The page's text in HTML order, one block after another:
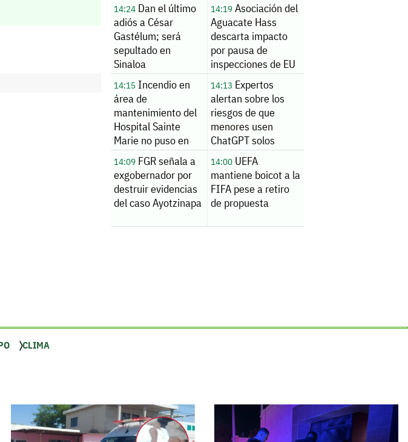
14:24 Dan el último
adiós a César
Gastélum; será
sepultado en
Sinaloa
14:19Asociación del
Aguacate Hass
descarta impacto
por pausa de
inspecciones de EU
14:15 Incendio en
área de
mantenimiento del
Hospital Sainte
Marie no puso en
riesgo a pacientes
14:13 Expertos
alertan sobre los
riesgos de que
menores usen
ChatGPT solos
14:09 FGR señala a
exgobernador por
destruir evidencias
del caso Ayotzinapa
14:00UEFA
mantiene boicot a la
FIFA pese a retiro
de propuesta
CLIMA